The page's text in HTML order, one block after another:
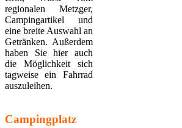
regionalen Metzger,
Campingartikel und
eine breite Auswahl an
Getränken. Außerdem
haben Sie hier auch
die Möglichkeit sich
tagweise ein Fahrrad
auszuleihen.
Campingplatz